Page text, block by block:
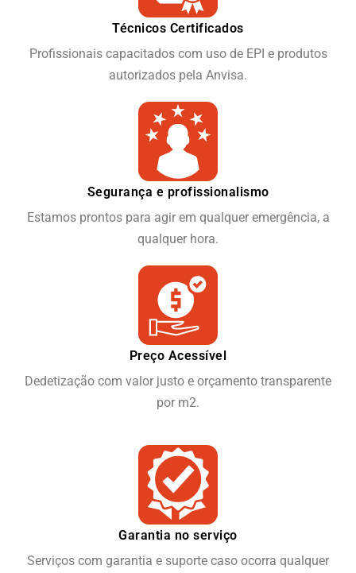
Técnicos Certificados
Profissionais capacitados com uso de EPI e produtos
autorizados pela Anvisa.
Segurança e profissionalismo
Estamos prontos para agir em qualquer emergência, a
qualquer hora.
Preço Acessível
Dedetização com valor justo e orçamento transparente
por m2.
Garantia no serviço
Serviços com garantia e suporte caso ocorra qualquer